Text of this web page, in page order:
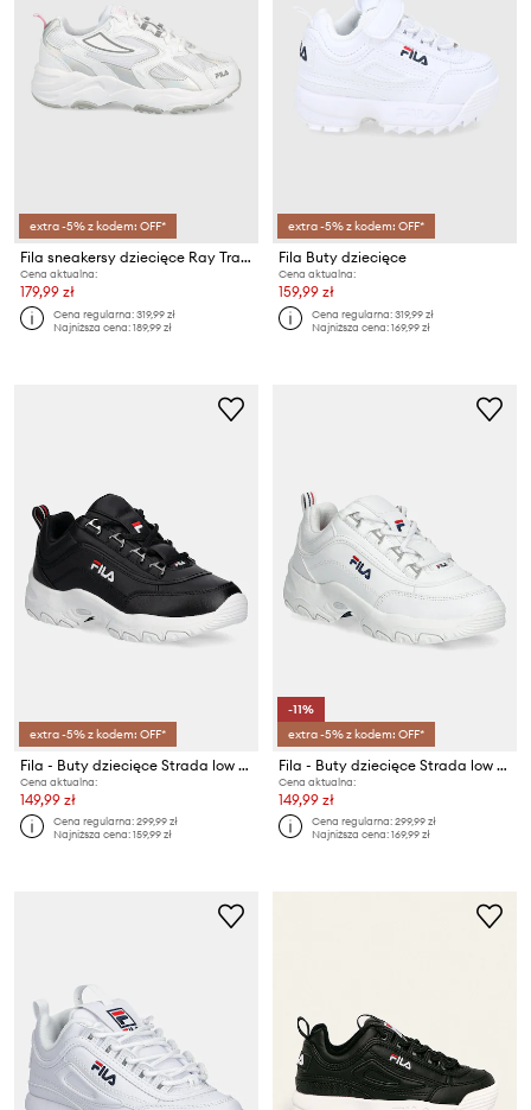
extra -5% z kodem: OFF*
Fila sneakersy dziecięce Ray Tracer
Cena aktualna:
179,99 zł
Cena regularna:319,99 zł
Najniższa cena:189,99 zł
extra -5% z kodem: OFF*
Fila Buty dziecięce
Cena aktualna:
159,99 zł
Cena regularna:319,99 zł
Najniższa cena:169,99 zł
extra -5% z kodem: OFF*
Fila - Buty dziecięce Strada low kids
Cena aktualna:
149,99 zł
Cena regularna:299,99 zł
Najniższa cena:159,99 zł
-11%
extra -5% z kodem: OFF*
Fila - Buty dziecięce Strada low kids
Cena aktualna:
149,99 zł
Cena regularna:299,99 zł
Najniższa cena:169,99 zł